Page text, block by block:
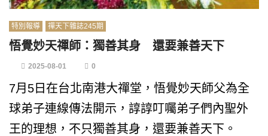
特別報導 禪天下雜誌245期
悟覺妙天禪師：獨善其身 還要兼善天下
2025-08-01 0
7月5日在台北南港大禪堂，悟覺妙天師父為全
球弟子連線傳法開示，諄諄叮囑弟子們內聖外
王的理想，不只獨善其身，還要兼善天下。